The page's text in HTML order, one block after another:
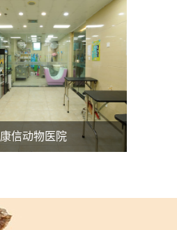
康信动物医院